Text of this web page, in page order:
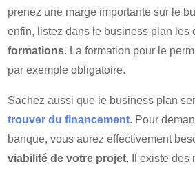
prenez une marge importante sur le
enfin, listez dans le business plan les
formations. La formation pour le
par exemple obligatoire.
Sachez aussi que le business plan
trouver du financement. Pour
banque, vous aurez effectivement
viabilité de votre projet. Il existe des